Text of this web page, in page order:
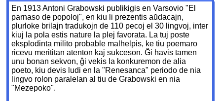
En 1913 Antoni Grabowski publikigis en Varsovio "El
parnaso de popoloj", en kiu li prezentis aŭdacajn,
plurloke brilajn tradukojn de 110 pecoj el 30 lingvoj, inter
kiuj la pola estis nature la plej favorata. La tuj poste
eksplodinta milito probable malhelpis, ke tiu poemaro
ricevu merititan atenton kaj sukceson. Ĝi havis tamen
unu bonan sekvon, ĝi vekis la konkuremon de alia
poeto, kiu devis ludi en la "Renesanca" periodo de nia
lingvo rolon paralelan al tiu de Grabowski en nia
"Mezepoko".